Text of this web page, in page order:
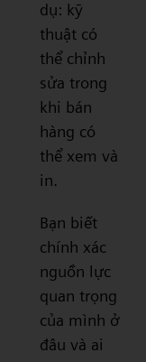
dụ: kỹ
thuật có
thể chỉnh
sửa trong
khi bán
hàng có
thể xem và
in.
Bạn biết
chính xác
nguồn lực
quan trọng
của mình ở
đâu và ai